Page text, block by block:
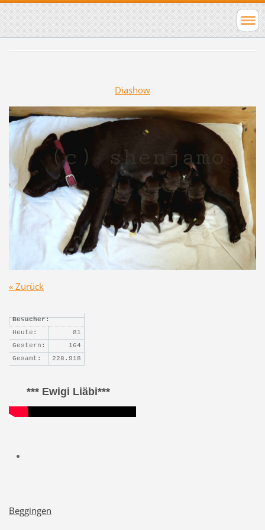
Diashow
« Zurück
Besucher:
Heute:
81
Gestern:
164
Gesamt:
228.918
*** Ewigi Liäbi***
Beggingen